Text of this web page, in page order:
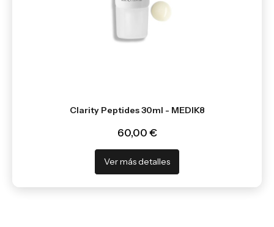
Clarity Peptides 30ml - MEDIK8
60,00 €
Ver más detalles